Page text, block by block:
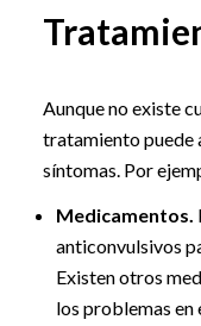
Aunque no existe
tratamiento puede
síntomas. Por
Medicamentos.
anticonvulsivos
Existen otros
los problemas